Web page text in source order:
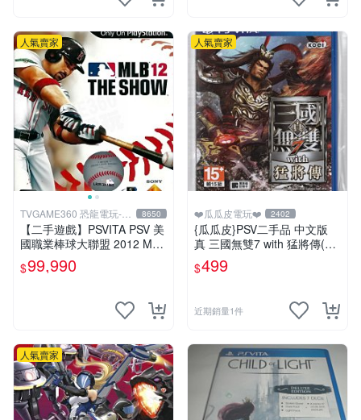
人氣賣家
TVGAME360 恐龍電玩-台
中店
8650
【二手遊戲】PSVITA PSV 美
國職業棒球大聯盟 2012 MLB
THE SHOW 12 英文版 【台
中恐龍電玩】
$99,990
人氣賣家
❤️瓜瓜皮電玩❤️ 2402
{瓜瓜皮}PSV二手品 中文版
真 三國無雙7 with 猛將傳(遊
戲都能回收)
$499
近期銷量1件
人氣賣家